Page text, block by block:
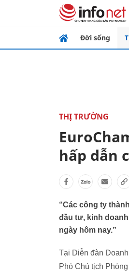
Đời sống
THỊ TRƯỜNG
hấp dẫn
“Các công ty
đầu tư, kinh
ngày hôm nay.” ​
Tại Diễn đàn
Phó Chủ tịch